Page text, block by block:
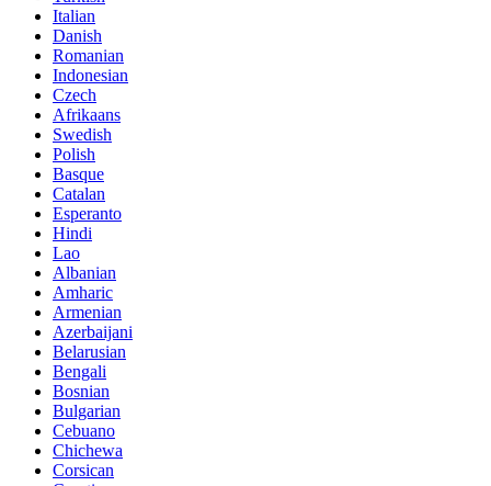
Italian
Danish
Romanian
Indonesian
Czech
Afrikaans
Swedish
Polish
Basque
Catalan
Esperanto
Hindi
Lao
Albanian
Amharic
Armenian
Azerbaijani
Belarusian
Bengali
Bosnian
Bulgarian
Cebuano
Chichewa
Corsican